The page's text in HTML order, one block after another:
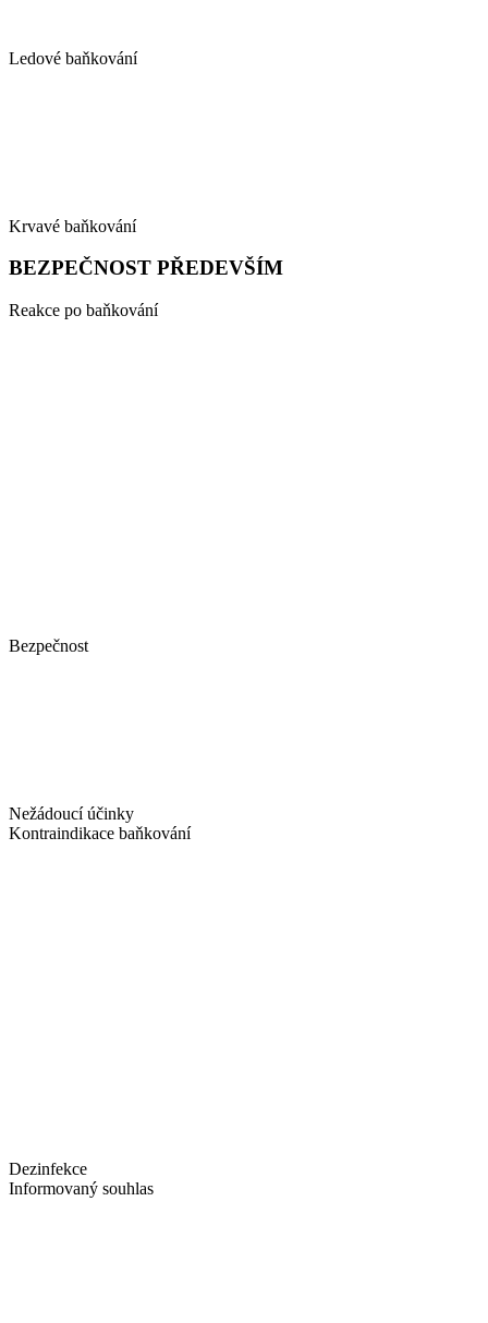
Ledové baňkování
Krvavé baňkování
BEZPEČNOST PŘEDEVŠÍM
Reakce po baňkování
Bezpečnost
Nežádoucí účinky
Kontraindikace baňkování
Dezinfekce
Informovaný souhlas